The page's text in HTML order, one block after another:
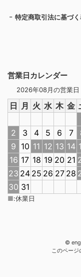
営業日カレンダー
2026年08月の営業日
日 月 火 水 木 金
2
3 4 5 6 7
9 10 11 12 13 14
16 17 18 19 20 21
23 24 25 26 27 28
30 31
■:休業日
特定商取引法に基づ
©
このページ